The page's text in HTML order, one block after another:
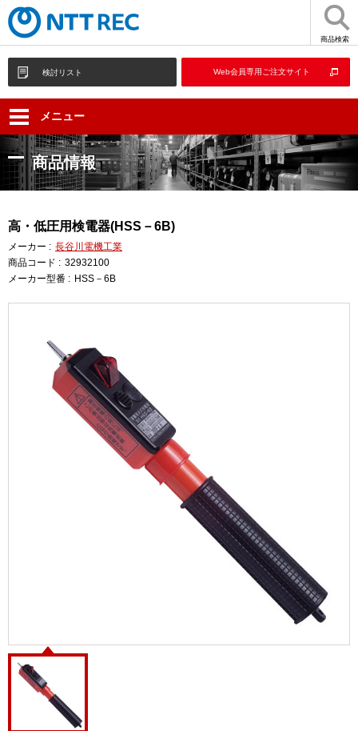
商品検索
検討リスト Web会員専用ご注文サイト
メニュー
商品情報
高・低圧用検電器(HSS－6B)
メーカー : 長谷川電機工業
商品コード : 32932100
メーカー型番 : HSS－6B